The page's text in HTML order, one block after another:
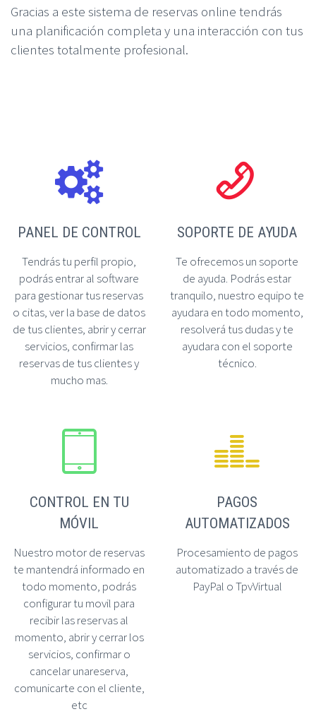
Gracias a este sistema de reservas online tendrás
una planificación completa y una interacción con tus
clientes totalmente profesional.


PANEL DE CONTROL
Tendrás tu perfil propio,
podrás entrar al software
para gestionar tus reservas
o citas, ver la base de datos
de tus clientes, abrir y cerrar
servicios, confirmar las
reservas de tus clientes y
mucho mas.


SOPORTE DE AYUDA
Te ofrecemos un soporte
de ayuda. Podrás estar
tranquilo, nuestro equipo te
ayudara en todo momento,
resolverá tus dudas y te
ayudara con el soporte
técnico.


CONTROL EN TU
MÓVIL
Nuestro motor de reservas
te mantendrá informado en
todo momento, podrás
configurar tu movil para
recibir las reservas al
momento, abrir y cerrar los
servicios, confirmar o
cancelar unareserva,
comunicarte con el cliente,
etc


PAGOS
AUTOMATIZADOS
Procesamiento de pagos
automatizado a través de
PayPal o TpvVirtual